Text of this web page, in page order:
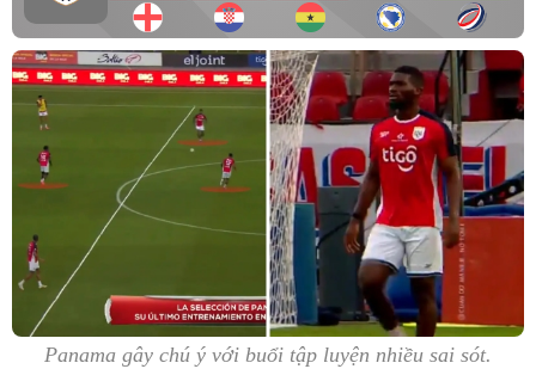
Panama gây chú ý với buổi tập luyện nhiều sai sót.